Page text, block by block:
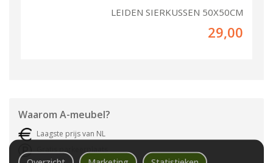
LEIDEN SIERKUSSEN 50X50CM
29,00
Waarom A-meubel?
Laagste prijs van NL
Gratis parkeerplaats